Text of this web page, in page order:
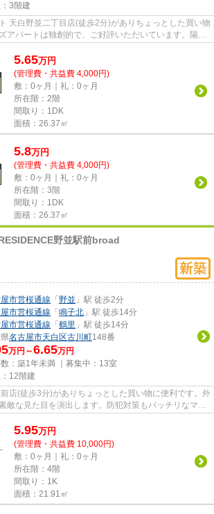
3階建
天白野並二丁目店(徒歩2分)がありちょっとした買い物
アパートは独創的で、ご好評いただいています。陽が
5.65万円
(管理費・共益費 4,000円)
敷：0ヶ月｜礼：0ヶ月
所在階：2階
間取り：1DK
面積：26.37㎡
5.8万円
(管理費・共益費 4,000円)
敷：0ヶ月｜礼：0ヶ月
所在階：3階
間取り：1DK
面積：26.37㎡
野並駅前broad
市営桜通線 「 野並 」駅 徒歩2分
市営桜通線 「 鳴子北 」駅 徒歩14分
市営桜通線 「 鶴里 」駅 徒歩14分
名古屋市天白区古川町148番
万円～6.65万円
：築1年未満 ｜募集中： 13室
12階建
店(徒歩3分)がありちょっとした買い物に便利です。外
敵な見た目を演出します。防犯対策もバッチリなマン
5.95万円
(管理費・共益費 10,000円)
敷：0ヶ月｜礼：0ヶ月
所在階：4階
間取り：1K
面積：21.91㎡